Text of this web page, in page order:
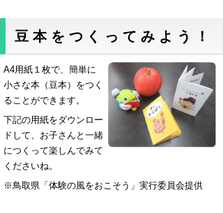
豆本をつくってみよう！
A4用紙１枚で、簡単に
小さな本（豆本）をつく
ることができます。
下記の用紙をダウンロー
ドして、お子さんと一緒
につくって楽しんでみて
くださいね。
※鳥取県「体験の風をおこそう」実行委員会提供